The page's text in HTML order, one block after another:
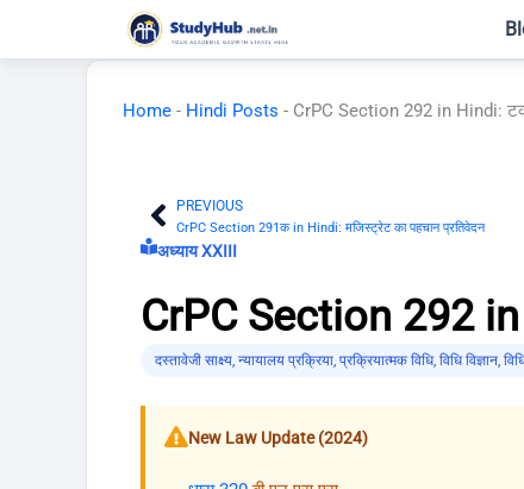
Home - Hindi Posts - CrPC Section 292 in Hindi:
Prev
PREVIOUS
CrPC Section 291क in Hindi: मजिस्ट्रेट का पहचान प्रतिवेदन
अध्याय XXIII
CrPC Section 292 in
दस्तावेजी साक्ष्य न्यायालय प्रक्रिया प्रक्रियात्मक विधि, विधि विज्ञान
New Law Update (2024)